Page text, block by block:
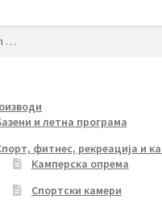
и летна програма
фитнес, рекреација и
Камперска опрема
Спортски камери